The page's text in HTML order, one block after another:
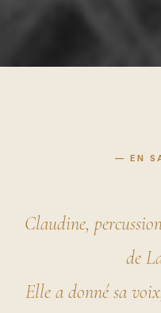
— EN
Claudine,
de
Elle a donné sa